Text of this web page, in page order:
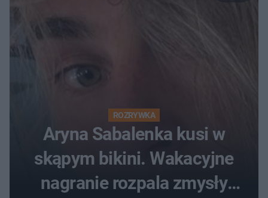
ROZRYWKA
Aryna Sabalenka kusi w
skąpym bikini. Wakacyjne
nagranie rozpala zmysły